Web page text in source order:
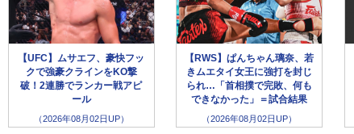
【UFC】ムサエフ、豪快フッ
クで強豪クラインをKO撃
破！2連勝でランカー戦アピ
ール
（2026年08月02日UP）
【RWS】ぱんちゃん璃奈、若
きムエタイ女王に強打を封じ
られ…「首相撲で完敗、何も
できなかった」＝試合結果
（2026年08月02日UP）